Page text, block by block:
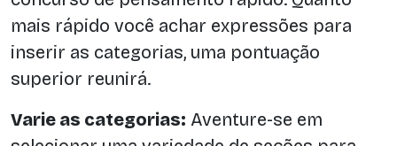
mais rápido você achar expressões para
inserir as categorias, uma pontuação
superior reunirá.
Varie as categorias: Aventure-se em